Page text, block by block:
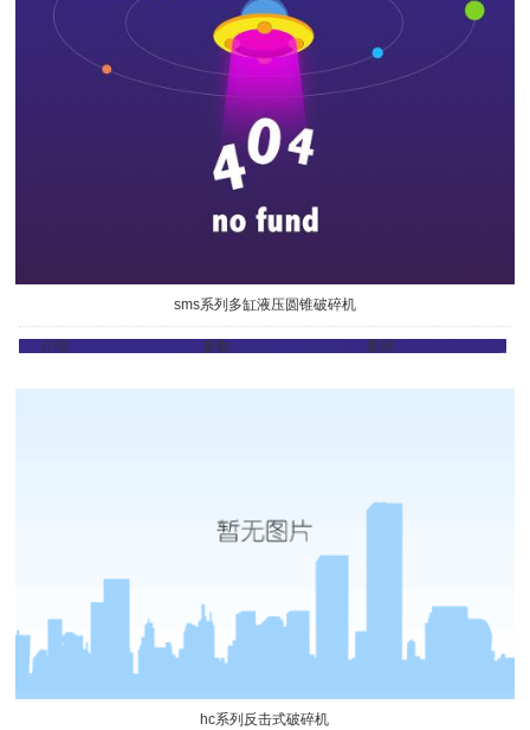
sms系列多缸液压圆锥破碎机
介绍 参数 案例
hc系列反击式破碎机